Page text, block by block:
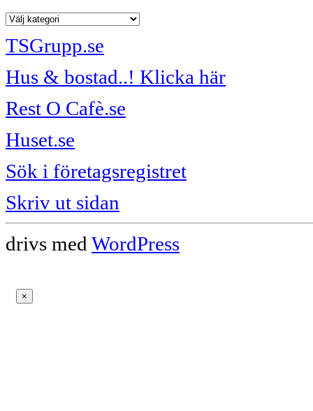
TSGrupp.se
Hus & bostad..! Klicka här
Rest O Cafè.se
Huset.se
Sök i företagsregistret
Skriv ut sidan
drivs med WordPress
×